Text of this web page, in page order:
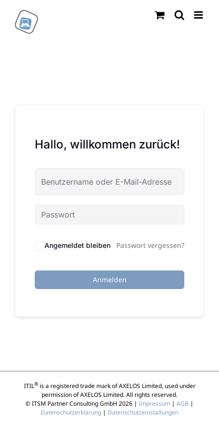
Inhalt
springen
Hallo, willkommen zurück!
Angemeldet bleiben Passwort vergessen?
Anmelden
ITIL®is a registered trade mark of AXELOS Limited, used under
permission of AXELOS Limited. All rights reserved.
© ITSM Partner Consulting GmbH 2026 | Impressum | AGB |
Datenschutzerklärung | Datenschutzeinstallungen